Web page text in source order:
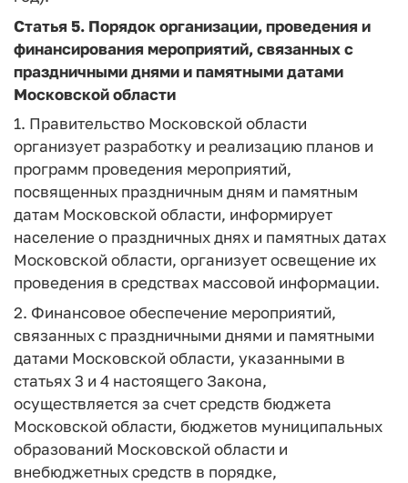
Статья 5. Порядок организации, проведения и
финансирования мероприятий, связанных с
праздничными днями и памятными датами
Московской области
1. Правительство Московской области
организует разработку и реализацию планов и
программ проведения мероприятий,
посвященных праздничным дням и памятным
датам Московской области, информирует
население о праздничных днях и памятных датах
Московской области, организует освещение их
проведения в средствах массовой информации.
2. Финансовое обеспечение мероприятий,
связанных с праздничными днями и памятными
датами Московской области, указанными в
статьях 3 и 4 настоящего Закона,
осуществляется за счет средств бюджета
Московской области, бюджетов муниципальных
образований Московской области и
внебюджетных средств в порядке,